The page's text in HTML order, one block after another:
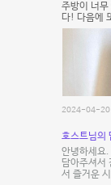
주방이 너무
다! 다음에
2024-04-20
호스트님의
안녕하세요.
담아주셔서
서 즐거운